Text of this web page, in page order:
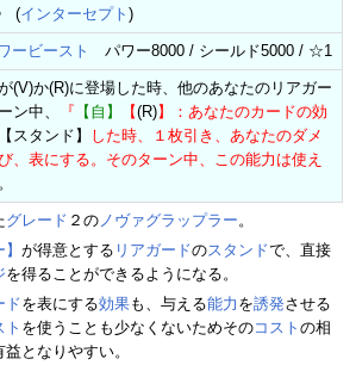
(インターセプト )
ービースト パワー8000 / シールド5000 / ☆1
(V)か(R)に登場した時、他のあなたのリアガー
ン中、
『 【自】 【(R)】：あなたのカードの効
【スタンド】
した時、１枚引き、あなたのダメ
、表にする。そのターン中、この能力は使え
グレード ２のノヴァグラップラー。
が得意とする リアガードのスタンドで、直接
を得ることができるようになる。
ドを表にする効果も、与える能力 を誘発させる
ト を使うことも少なくないためそのコスト の相
となりやすい。